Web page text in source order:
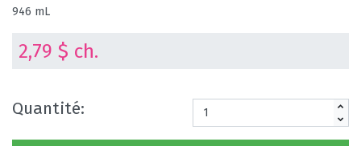
946 mL
2,79 $ ch.
Quantité: